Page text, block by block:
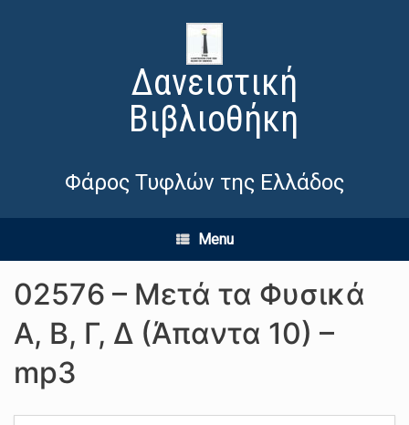
Δανειστική
Βιβλιοθήκη
Φάρος Τυφλών της Ελλάδος
Menu
02576 – Μετά τα Φυσικά
Α, Β, Γ, Δ (Άπαντα 10) –
mp3